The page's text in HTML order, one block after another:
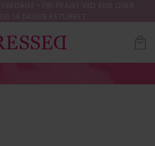
• FRI FRAGT VED KØB OVER
14 DAGES RETURRET